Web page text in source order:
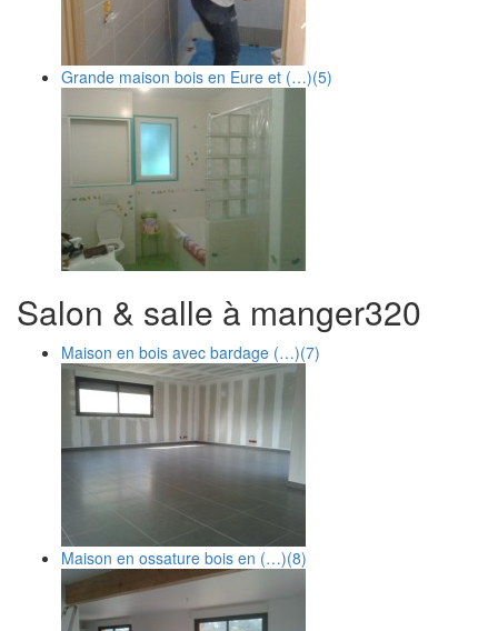
Grande maison bois en Eure et (…)(5)
Salon & salle à manger320
Maison en bois avec bardage (…)(7)
Maison en ossature bois en (…)(8)